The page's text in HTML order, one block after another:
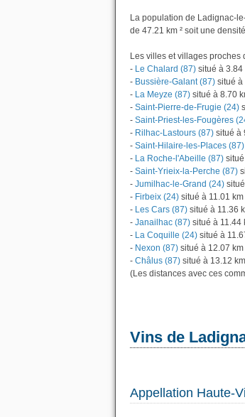
La population de Ladignac-
de 47.21 km ² soit une
Les villes et villages
- Le Chalard (87) situé à
- Bussière-Galant (87) situé à
- La Meyze (87) situé à 8.70
- Saint-Pierre-de-Frugie (24)
- Saint-Priest-les-Fougères
- Rilhac-Lastours (87) situé à
- Saint-Hilaire-les-Places (87)
- La Roche-l'Abeille (87)
- Saint-Yrieix-la-Perche (87)
- Jumilhac-le-Grand (24)
- Firbeix (24) situé à 11.01
- Les Cars (87) situé à 11.36
- Janailhac (87) situé à 11.44
- La Coquille (24) situé à
- Nexon (87) situé à 12.07
- Châlus (87) situé à 13.12
(Les distances avec ces
Vins de
Appellation Haute-